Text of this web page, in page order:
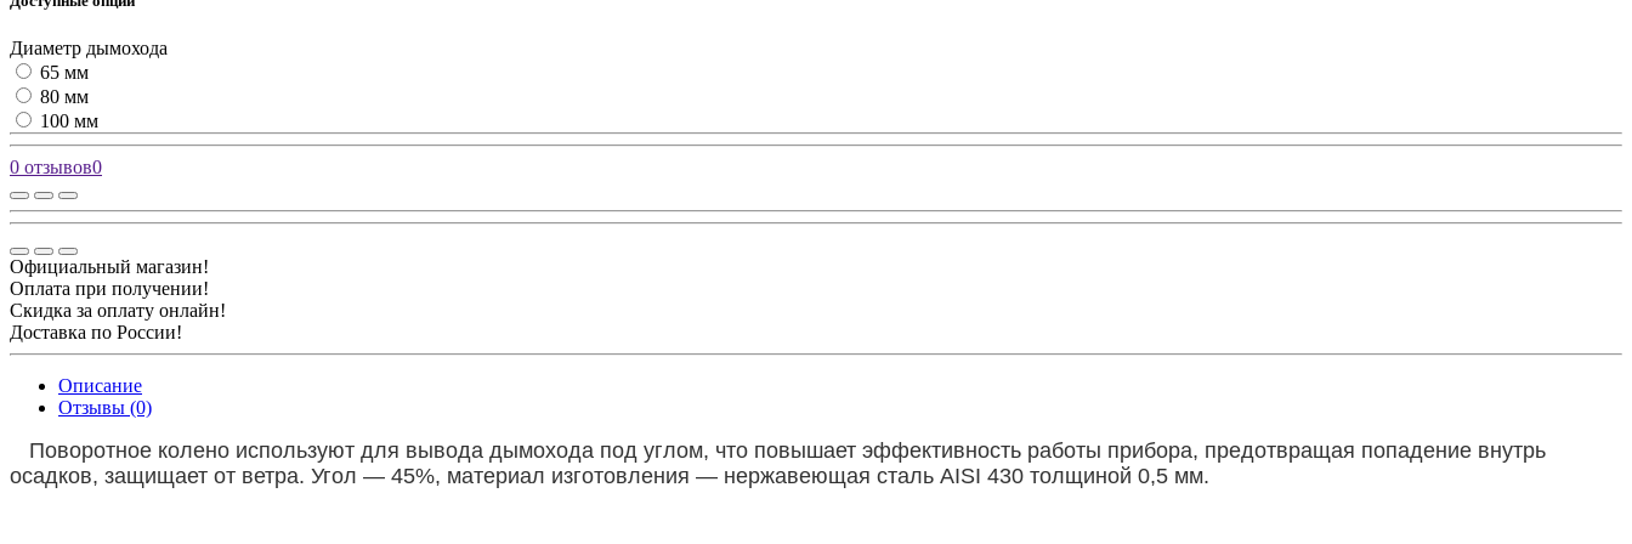
Диаметр дымохода
65 мм
80 мм
100 мм
0 отзывов0
Официальный магазин!
Оплата при получении!
Скидка за оплату онлайн!
Доставка по России!
Описание
Отзывы (0)
Поворотное колено используют для вывода дымохода под углом, что повышает эффективность работы прибора, предотвращая попадение внутрь
осадков, защищает от ветра. Угол — 45%, материал изготовления — нержавеющая сталь AISI 430 толщиной 0,5 мм.